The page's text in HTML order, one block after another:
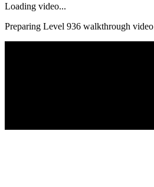
Loading video...
Preparing Level 936 walkthrough video